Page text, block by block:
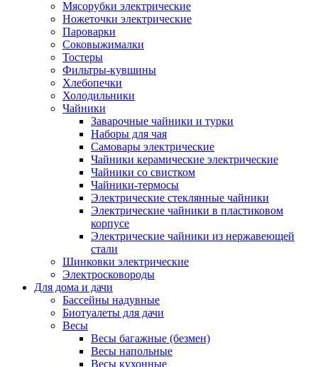
Мясорубки электрические
Ножеточки электрические
Пароварки
Соковыжималки
Тостеры
Фильтры-кувшины
Хлебопечки
Холодильники
Чайники
Заварочные чайники и турки
Наборы для чая
Самовары электрические
Чайники керамические электрические
Чайники со свистком
Чайники-термосы
Электрические стеклянные чайники
Электрические чайники в пластиковом
корпусе
Электрические чайники из нержавеющей
стали
Шинковки электрические
Электросковороды
Для дома и дачи
Бассейны надувные
Биотуалеты для дачи
Весы
Весы багажные (безмен)
Весы напольные
Весы кухонные